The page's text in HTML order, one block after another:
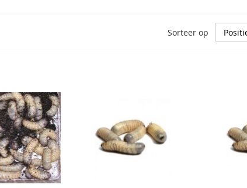
Sorteer op